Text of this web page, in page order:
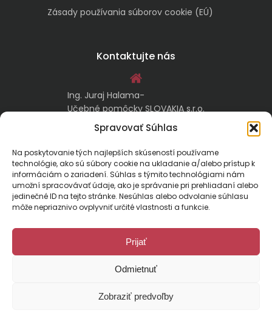
Spravovať Súhlas
Na poskytovanie tých najlepších skúseností používame
technológie, ako sú súbory cookie na ukladanie a/alebo prístup k
informáciám o zariadení. Súhlas s týmito technológiami nám
umožní spracovávať údaje, ako je správanie pri prehliadaní alebo
jedinečné ID na tejto stránke. Nesúhlas alebo odvolanie súhlasu
môže nepriaznivo ovplyvniť určité vlastnosti a funkcie.
Prijať
Odmietnuť
Zobraziť predvoľby
Zásady používania súborov cookie (EÚ)
Kontaktujte nás
Ing. Juraj Halama-
Učebné pomôcky SLOVAKIA s.r.o.
Malachovská 17/A
974 05 Banská Bystrica
kontakt@ucebnepomockyslovakia.sk
0917 797 357, 048/410 18 88
kontakt@ucebnepomockyslovakia.sk